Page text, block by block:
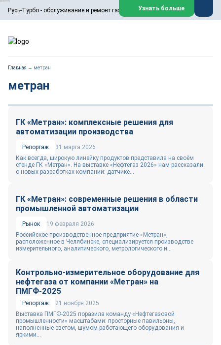
Русь-Турбо - обслуживание и ремонт газовых паровых турбин
ООО «Русь-Турбо» занимается сервисом газовых и паровых
турбин, комплексным ремонтом, восстановлением,
техническим обслуживанием оборудования ТЭС,
работают на нефтегазовых, нефтехимических,
металлургических и других предприятиях.
Реклама. ООО «Русь-Турбо», ИНН 7802588950
Перейти на сайт
Узнать больше
Главная → метран
метран
ГК «Метран»: комплексные решения для
автоматизации производства
Репортаж
31 марта 2026
Как всегда, широкую линейку продуктов представила на своём
стенде ГК «Метран». На выставке «Нефтегаз 2026» нам рассказали
о новых разработках компании: датчике...
ГК «Метран»: современные решения в области
промышленной автоматизации
Рынок
19 февраля 2026
Российское производственное предприятие «Метран»,
расположенное в Челябинске, специализируется производстве
измерительного, аналитического, метрологического и...
Контрольно-измерительное оборудование для
нефтегаза от компании «Метран» на
ПМГФ-2025
Репортаж
21 ноября 2025
Выставка ПМГФ-2025 поразила команду «Нефтегазовой
промышленности» масштабами: просторные павильоны,
наполненные светом, шумом работающего оборудования и
яркими...